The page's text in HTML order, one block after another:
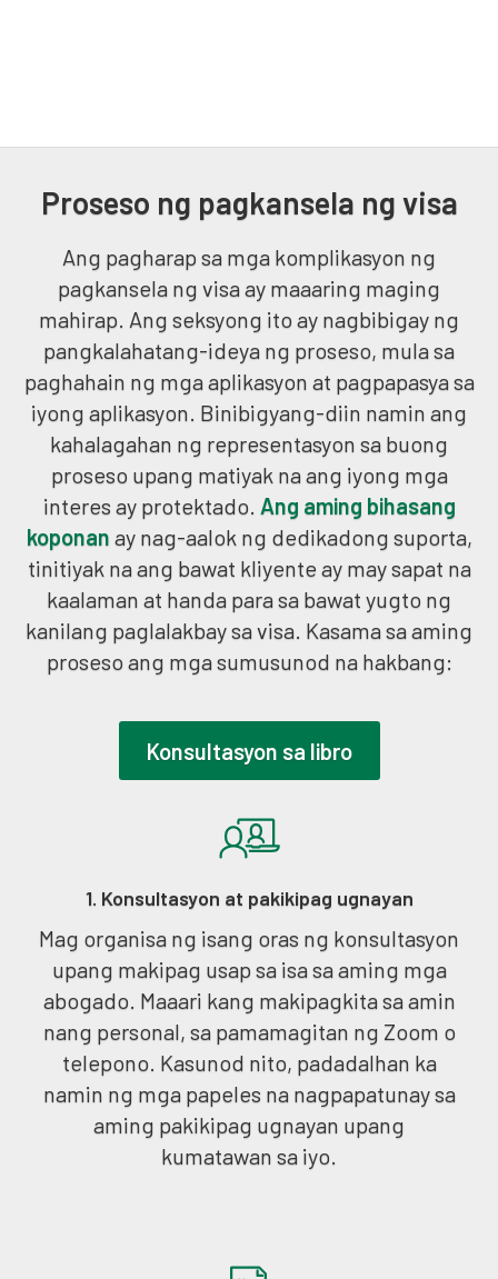
Proseso ng pagkansela ng visa
Ang pagharap sa mga komplikasyon ng
pagkansela ng visa ay maaaring maging
mahirap. Ang seksyong ito ay nagbibigay ng
pangkalahatang-ideya ng proseso, mula sa
paghahain ng mga aplikasyon at pagpapasya sa
iyong aplikasyon. Binibigyang-diin namin ang
kahalagahan ng representasyon sa buong
proseso upang matiyak na ang iyong mga
interes ay protektado. Ang aming bihasang
koponan ay nag-aalok ng dedikadong suporta,
tinitiyak na ang bawat kliyente ay may sapat na
kaalaman at handa para sa bawat yugto ng
kanilang paglalakbay sa visa. Kasama sa aming
proseso ang mga sumusunod na hakbang:
1. Konsultasyon at pakikipag ugnayan
Mag organisa ng isang oras ng konsultasyon
upang makipag usap sa isa sa aming mga
abogado. Maaari kang makipagkita sa amin
nang personal, sa pamamagitan ng Zoom o
telepono. Kasunod nito, padadalhan ka
namin ng mga papeles na nagpapatunay sa
aming pakikipag ugnayan upang
kumatawan sa iyo.
Konsultasyon sa libro